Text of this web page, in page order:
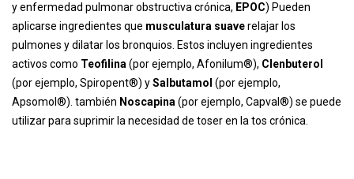
y enfermedad pulmonar obstructiva crónica, EPOC) Pueden
aplicarse ingredientes que musculatura suaverelajar los
pulmones y dilatar los bronquios. Estos incluyen ingredientes
activos como Teofilina (por ejemplo, Afonilum®), Clenbuterol
(por ejemplo, Spiropent®) ySalbutamol (por ejemplo,
Apsomol®). también Noscapina (por ejemplo, Capval®) se puede
utilizar para suprimir la necesidad de toser en la tos crónica.